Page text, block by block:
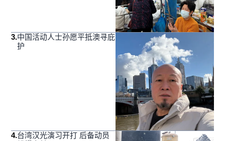
3.中国活动人士孙愿平抵澳寻庇
护
4.台湾汉光演习开打 后备动员